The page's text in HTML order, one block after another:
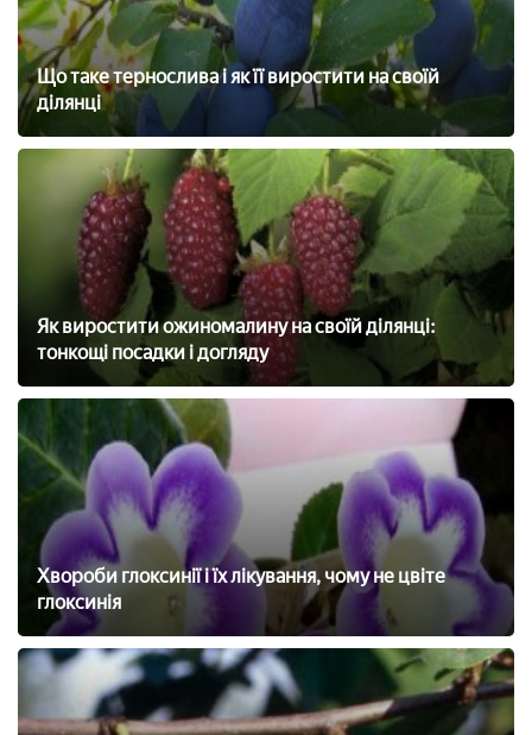
Що таке тернослива і як її виростити на своїй
ділянці
Як виростити ожиномалину на своїй ділянці:
тонкощі посадки і догляду
Хвороби глоксинії і їх лікування, чому не цвіте
глоксинія